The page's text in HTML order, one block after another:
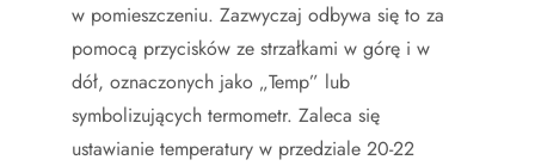
w pomieszczeniu. Zazwyczaj odbywa się to za
pomocą przycisków ze strzałkami w górę i w
dół, oznaczonych jako „Temp” lub
symbolizujących termometr. Zaleca się
ustawianie temperatury w przedziale 20-22